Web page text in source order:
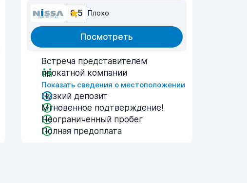
6,5 Плохо
Посмотреть
Встреча представителем
прокатной компании
Показать сведения о местоположении
Низкий депозит
Мгновенное подтверждение!
Неограниченный пробег
Полная предоплата